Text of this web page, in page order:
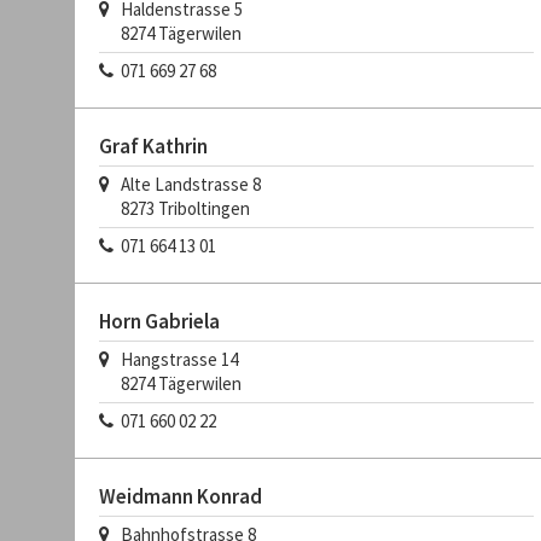
Haldenstrasse 5
8274 Tägerwilen
071 669 27 68
Graf Kathrin
Alte Landstrasse 8
8273 Triboltingen
071 664 13 01
Horn Gabriela
Hangstrasse 14
8274 Tägerwilen
071 660 02 22
Weidmann Konrad
Bahnhofstrasse 8